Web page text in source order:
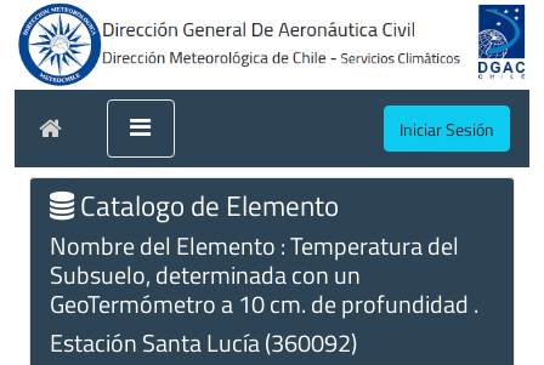
Iniciar Sesión
Catalogo de Elemento
Nombre del Elemento : Temperatura del
Subsuelo, determinada con un
GeoTermómetro a 10 cm. de profundidad .
Estación Santa Lucía (360092)